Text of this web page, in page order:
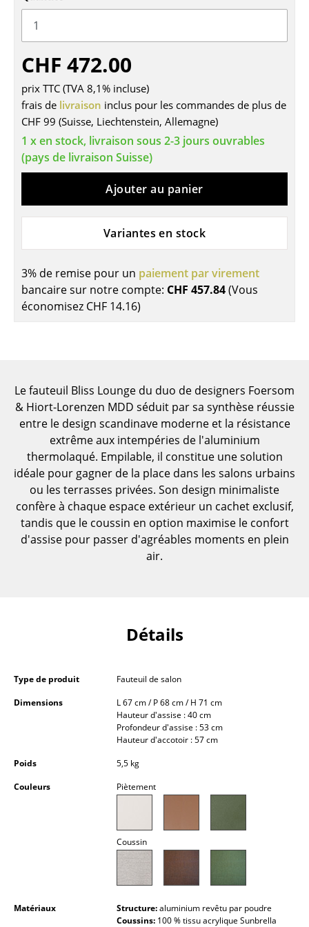
Tables
Tables de repas
Tables d’appoint
Tables basses
Bureaux & Secrétaires
Secrétaires & Tables PC
Tables de conférence et Pupitres
Tables enfants
Table de jardin
Chariots & Dessertes
Rangements
Étagères & Armoires
Bibliothèques
Étagères murales
Buffets & Commodes
Meubles TV
Caissons roulants et Meubles d’appoint
... voir tous les rangements
Suspensions & Plafonniers
Lampadaires et Liseuses
Appliques murales
Luminaires d’extérieur
CHF 472.00
prix TTC (TVA 8,1% incluse)
frais de livraison inclus pour les commandes de plus de
CHF 99 (Suisse, Liechtenstein, Allemagne)
1 x en stock, livraison sous 2-3 jours ouvrables
(pays de livraison Suisse)
Ajouter au panier
Variantes en stock
3% de remise pour un paiement par virement
bancaire sur notre compte: CHF 457.84(Vous
économisez CHF 14.16)
Le fauteuil Bliss Lounge du duo de designers Foersom
& Hiort-Lorenzen MDD séduit par sa synthèse réussie
entre le design scandinave moderne et la résistance
extrême aux intempéries de l'aluminium
thermolaqué. Empilable, il constitue une solution
idéale pour gagner de la place dans les salons urbains
ou les terrasses privées. Son design minimaliste
confère à chaque espace extérieur un cachet exclusif,
tandis que le coussin en option maximise le confort
d'assise pour passer d'agréables moments en plein
air.
Détails
Type de produit
Fauteuil de salon
Dimensions
L 67 cm / P 68 cm / H 71 cm
Hauteur d'assise : 40 cm
Profondeur d'assise : 53 cm
Hauteur d'accotoir : 57 cm
Poids
5,5 kg
Couleurs
Piètement
Coussin
Matériaux Structure:aluminium revêtu par poudre
Coussins: 100 % tissu acrylique Sunbrella